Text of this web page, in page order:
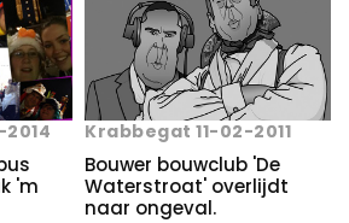
'm
Krabbegat 11-02-2011
Bouwer bouwclub 'De
Waterstroat' overlijdt
naar ongeval.